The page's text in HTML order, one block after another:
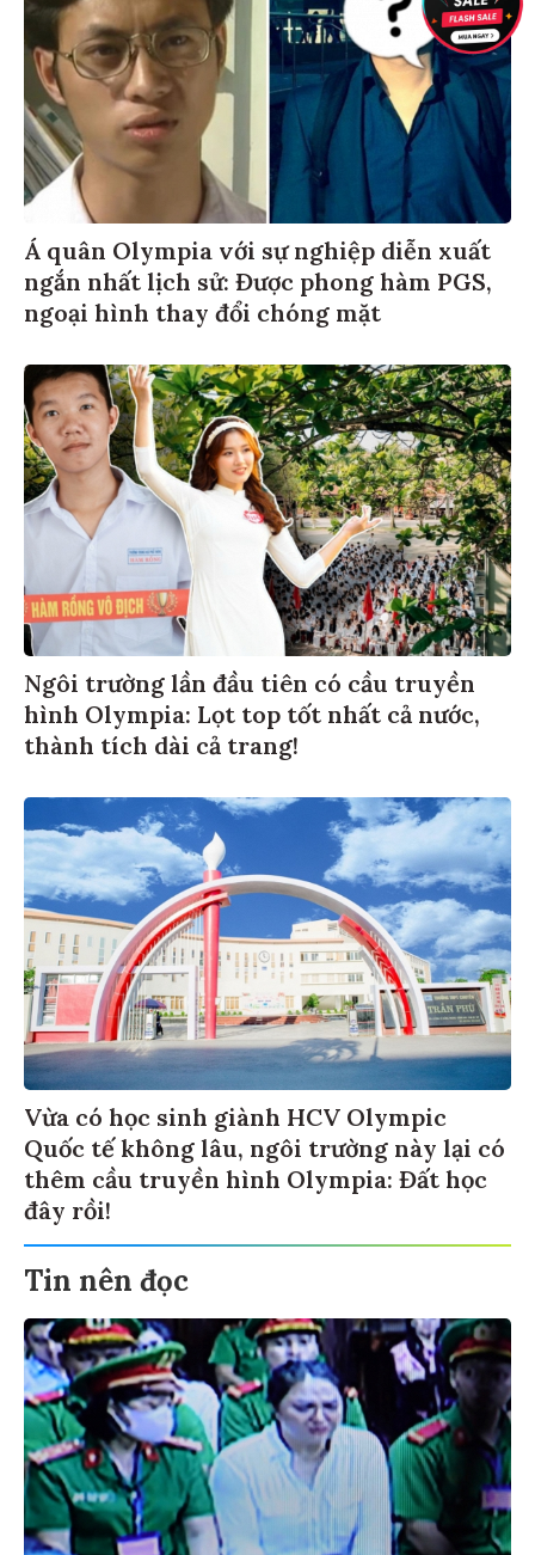
Á quân Olympia với sự nghiệp diễn xuất
ngắn nhất lịch sử: Được phong hàm PGS,
ngoại hình thay đổi chóng mặt
Ngôi trường lần đầu tiên có cầu truyền
hình Olympia: Lọt top tốt nhất cả nước,
thành tích dài cả trang!
Vừa có học sinh giành HCV Olympic
Quốc tế không lâu, ngôi trường này lại có
thêm cầu truyền hình Olympia: Đất học
đây rồi!
Tin nên đọc